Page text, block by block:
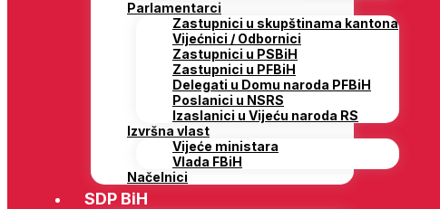
Parlamentarci
Zastupnici u skupštinama kantona
Vijećnici / Odbornici
Zastupnici u PSBiH
Zastupnici u PFBiH
Delegati u Domu naroda PFBiH
Poslanici u NSRS
Izaslanici u Vijeću naroda RS
Izvršna vlast
Vijeće ministara
Vlada FBiH
Načelnici
SDP BiH